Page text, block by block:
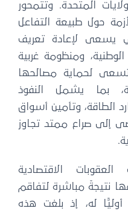
المتحدة. وتتمحور
حول طبيعة التفاعل
يسعى لإعادة تعريف
ومنظومة غربية
لحماية مصالحها
بما يشمل النفوذ
الطاقة، وتأمين أسواق
إلى صراع ممتد تجاوز
الاقتصادية
نتيجةً مباشرة لتفاقم
له، إذ بلغت هذه